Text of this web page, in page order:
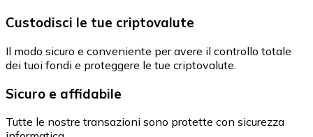
Custodisci le tue criptovalute
Il modo sicuro e conveniente per avere il controllo totale
dei tuoi fondi e proteggere le tue criptovalute.
Sicuro e affidabile
Tutte le nostre transazioni sono protette con sicurezza